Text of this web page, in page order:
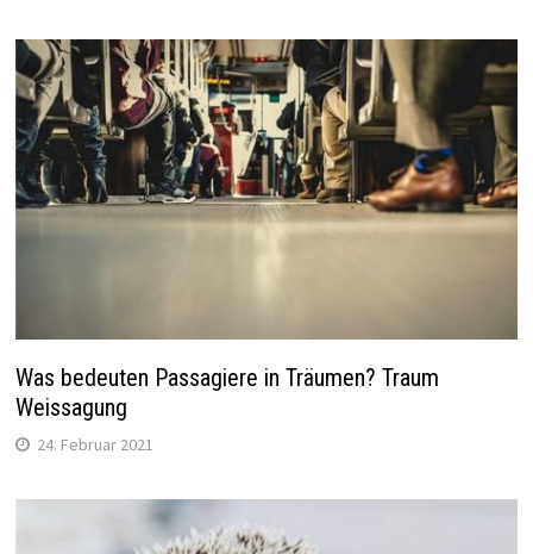
Was bedeuten Passagiere in Träumen? Traum
Weissagung
24. Februar 2021